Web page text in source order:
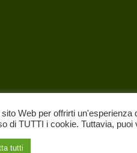
Web per offrirti
di TUTTI i cookie. Tuttavia,
tutti